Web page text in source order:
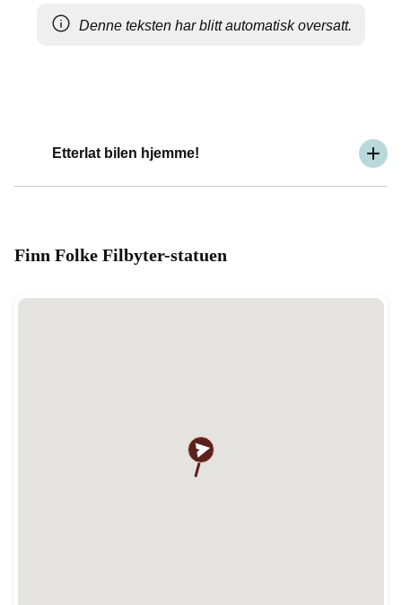
Denne teksten har blitt automatisk oversatt.
Etterlat bilen hjemme!
Finn Folke Filbyter-statuen